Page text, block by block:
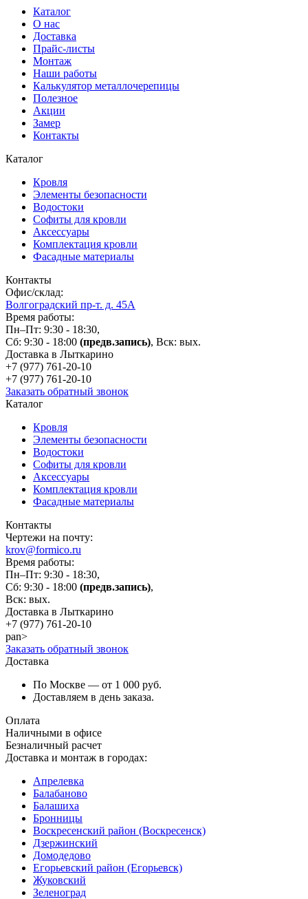
Каталог
О нас
Доставка
Прайс-листы
Монтаж
Наши работы
Калькулятор металлочерепицы
Полезное
Акции
Замер
Контакты
Каталог
Кровля
Элементы безопасности
Водостоки
Софиты для кровли
Аксессуары
Комплектация кровли
Фасадные материалы
Контакты
Офис/склад:
Волгоградский пр-т. д. 45А
Время работы:
Пн–Пт: 9:30 - 18:30,
Сб: 9:30 - 18:00 (предв.запись), Вск: вых.
Доставка в Лыткарино
+7 (977) 761-20-10
+7 (977) 761-20-10
Заказать обратный звонок
Каталог
Кровля
Элементы безопасности
Водостоки
Софиты для кровли
Аксессуары
Комплектация кровли
Фасадные материалы
Контакты
Чертежи на почту:
krov@formico.ru
Время работы:
Пн–Пт: 9:30 - 18:30,
Сб: 9:30 - 18:00 (предв.запись),
Вск: вых.
Доставка в Лыткарино
+7 (977) 761-20-10
pan>
Заказать обратный звонок
Доставка
По Москве — от 1 000 руб.
Доставляем в день заказа.
Оплата
Наличными в офисе
Безналичный расчет
Доставка и монтаж в городах:
Апрелевка
Балабаново
Балашиха
Бронницы
Воскресенский район (Воскресенск)
Дзержинский
Домодедово
Егорьевский район (Егорьевск)
Жуковский
Зеленоград